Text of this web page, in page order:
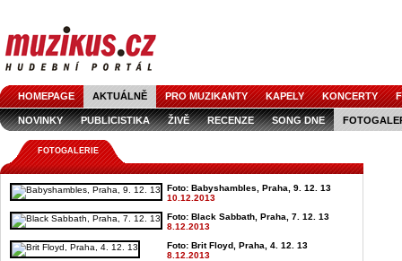
HOMEPAGE AKTUÁLNĚ PRO MUZIKANTY KAPELY KONCERTY
NOVINKY PUBLICISTIKA ŽIVĚ RECENZE SONG DNE
FOTOGALERIE
Foto: Babyshambles, Praha, 9. 12. 13
10.12.2013
Foto: Black Sabbath, Praha, 7. 12. 13
8.12.2013
Foto: Brit Floyd, Praha, 4. 12. 13
8.12.2013